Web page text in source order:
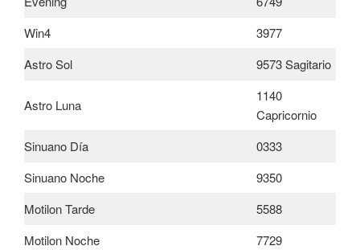
Win4
3977
Astro Sol
9573 Sagitario
Astro Luna
1140
Capricornio
Sinuano Día
0333
Sinuano Noche
9350
Motilon Tarde
5588
Motilon Noche
7729